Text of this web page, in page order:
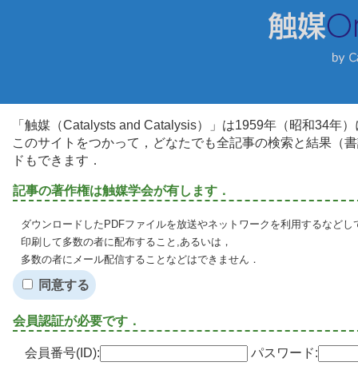
「触媒（Catalysts and Catalysis）」は1959年（昭和34年
このサイトをつかって，どなたでも全記事の検索と結果（
ドもできます．
記事の著作権は触媒学会が有します．
ダウンロードしたPDFファイルを放送やネットワークを利用するなど
印刷して多数の者に配布すること,あるいは，
多数の者にメール配信することなどはできません．
同意する
会員認証が必要です．
会員番号(ID): パスワード: